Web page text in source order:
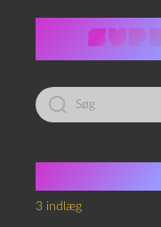
Led
efter:
3 indlæg